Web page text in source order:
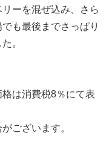
ーを混ぜ込み、さら
も最後までさっぱり
。
は消費税8％にて表
ございます。